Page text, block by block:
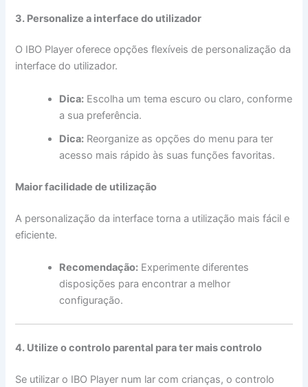
3. Personalize a interface do utilizador
O IBO Player oferece opções flexíveis de personalização da
interface do utilizador.
Dica: Escolha um tema escuro ou claro, conforme
a sua preferência.
Dica: Reorganize as opções do menu para ter
acesso mais rápido às suas funções favoritas.
Maior facilidade de utilização
A personalização da interface torna a utilização mais fácil e
eficiente.
Recomendação: Experimente diferentes
disposições para encontrar a melhor
configuração.
4. Utilize o controlo parental para ter mais controlo
Se utilizar o IBO Player num lar com crianças, o controlo